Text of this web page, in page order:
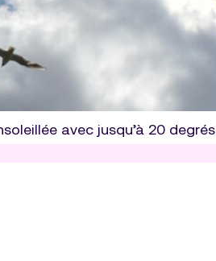
avec jusqu’à 20 degrés